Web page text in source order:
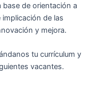
base de orientación a
de las
y mejora.
tu currículum y
vacantes.